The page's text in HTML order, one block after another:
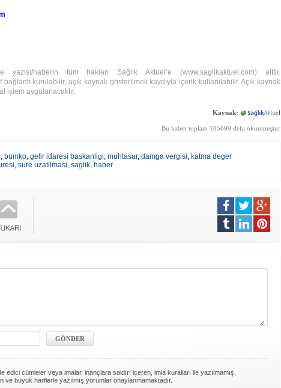
yazısı/haberin tüm hakları Sağlık Aktüel’e (www.saglikaktuel.com) aittir.
bağlantı kurulabilir, açık kaynak gösterilmek kaydıyla içerik kullanılabilir. Açık kaynak
işlem uygulanacaktır.
Kaynak:
Bu haber toplam 185699 defa okunmuştur
, bumko, gelir idaresi baskanligi, muhtasar, damga vergisi, katma deger
, sure uzatilmasi, saglik, haber
edici cümleler veya imalar, inançlara saldırı içeren, imla kuralları ile yazılmamış,
ve büyük harflerle yazılmış yorumlar onaylanmamaktadır.